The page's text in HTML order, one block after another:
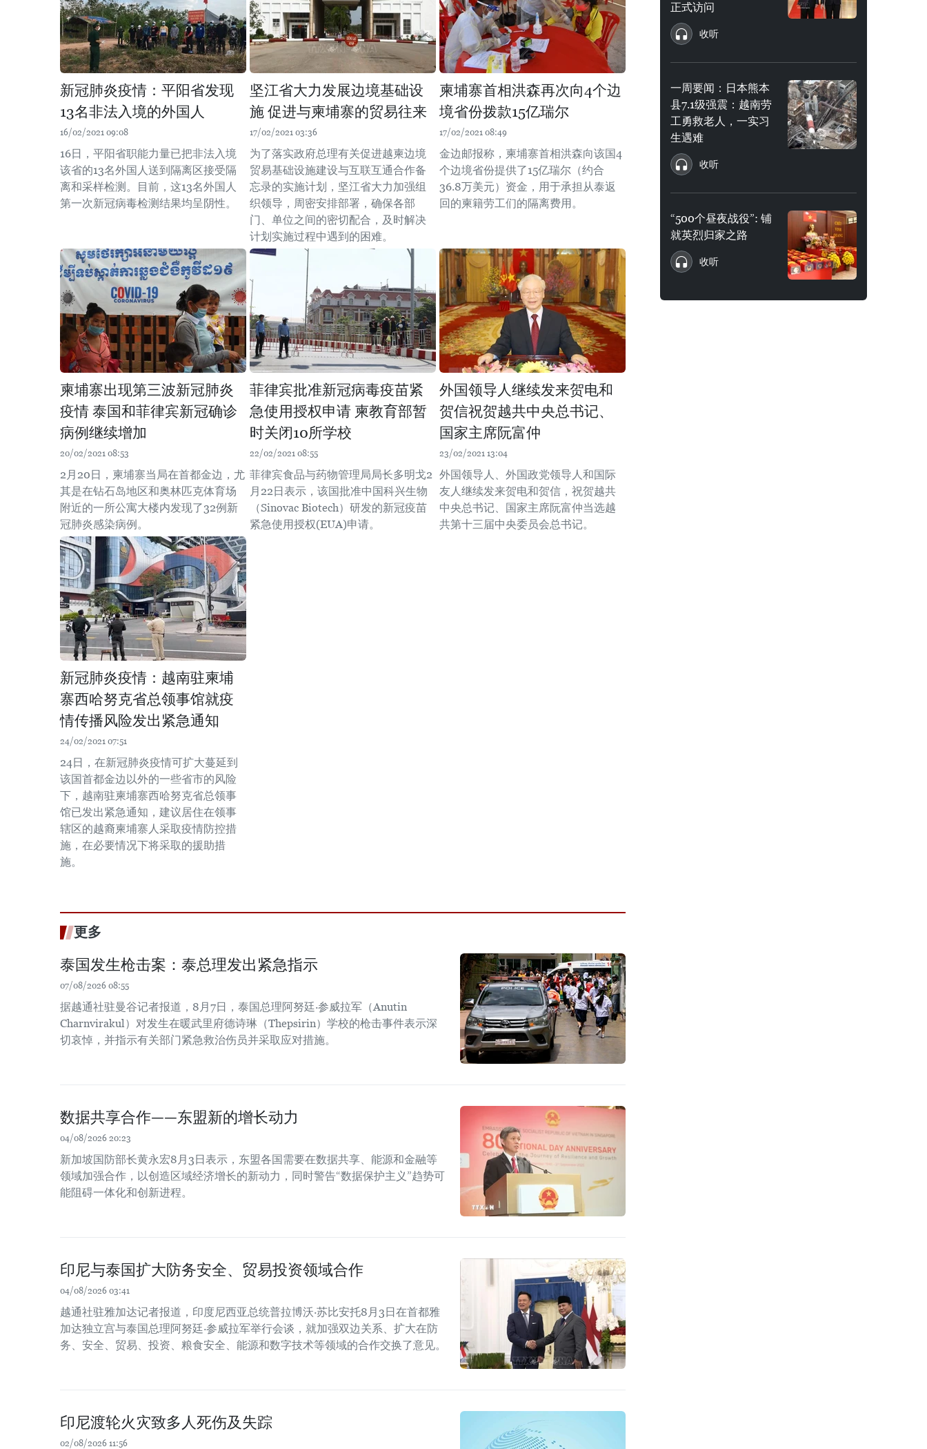
新冠肺炎疫情：平阳省发现
13名非法入境的外国人
16/02/2021 09:08
16日，平阳省职能力量已把非法入境
该省的13名外国人送到隔离区接受隔
离和采样检测。目前，这13名外国人
第一次新冠病毒检测结果均呈阴性。
坚江省大力发展边境基础设
施 促进与柬埔寨的贸易往来
17/02/2021 03:36
为了落实政府总理有关促进越柬边境
贸易基础设施建设与互联互通合作备
忘录的实施计划，坚江省大力加强组
织领导，周密安排部署，确保各部
门、单位之间的密切配合，及时解决
计划实施过程中遇到的困难。
柬埔寨首相洪森再次向4个边
境省份拨款15亿瑞尔
17/02/2021 08:49
金边邮报称，柬埔寨首相洪森向该国4
个边境省份提供了15亿瑞尔（约合
36.8万美元）资金，用于承担从泰返
回的柬籍劳工们的隔离费用。
柬埔寨出现第三波新冠肺炎
疫情 泰国和菲律宾新冠确诊
病例继续增加
20/02/2021 08:53
2月20日，柬埔寨当局在首都金边，尤
其是在钻石岛地区和奥林匹克体育场
附近的一所公寓大楼内发现了32例新
冠肺炎感染病例。
菲律宾批准新冠病毒疫苗紧
急使用授权申请 柬教育部暂
时关闭10所学校
22/02/2021 08:55
菲律宾食品与药物管理局局长多明戈2
月22日表示，该国批准中国科兴生物
（Sinovac Biotech）研发的新冠疫苗
紧急使用授权(EUA)申请。
外国领导人继续发来贺电和
贺信祝贺越共中央总书记、
国家主席阮富仲
23/02/2021 13:04
外国领导人、外国政党领导人和国际
友人继续发来贺电和贺信，祝贺越共
中央总书记、国家主席阮富仲当选越
共第十三届中央委员会总书记。
新冠肺炎疫情：越南驻柬埔
寨西哈努克省总领事馆就疫
情传播风险发出紧急通知
24/02/2021 07:51
24日，在新冠肺炎疫情可扩大蔓延到
该国首都金边以外的一些省市的风险
下，越南驻柬埔寨西哈努克省总领事
馆已发出紧急通知，建议居住在领事
辖区的越裔柬埔寨人采取疫情防控措
施，在必要情况下将采取的援助措
施。
更多
泰国发生枪击案：泰总理发出紧急指示
07/08/2026 08:55
据越通社驻曼谷记者报道，8月7日，泰国总理阿努廷·参威拉军（Anutin
Charnvirakul）对发生在暖武里府德诗琳（Thepsirin）学校的枪击事件表示深
切哀悼，并指示有关部门紧急救治伤员并采取应对措施。
数据共享合作——东盟新的增长动力
04/08/2026 20:23
新加坡国防部长黄永宏8月3日表示，东盟各国需要在数据共享、能源和金融等
领域加强合作，以创造区域经济增长的新动力，同时警告“数据保护主义”趋势可
能阻碍一体化和创新进程。
印尼与泰国扩大防务安全、贸易投资领域合作
04/08/2026 03:41
越通社驻雅加达记者报道，印度尼西亚总统普拉博沃·苏比安托8月3日在首都雅
加达独立宫与泰国总理阿努廷·参威拉军举行会谈，就加强双边关系、扩大在防
务、安全、贸易、投资、粮食安全、能源和数字技术等领域的合作交换了意见。
印尼渡轮火灾致多人死伤及失踪
02/08/2026 11:56
正式访问
收听
一周要闻：日本熊本
县7.1级强震：越南劳
工勇救老人，一实习
生遇难
收听
“500个昼夜战役”: 铺
就英烈归家之路
收听